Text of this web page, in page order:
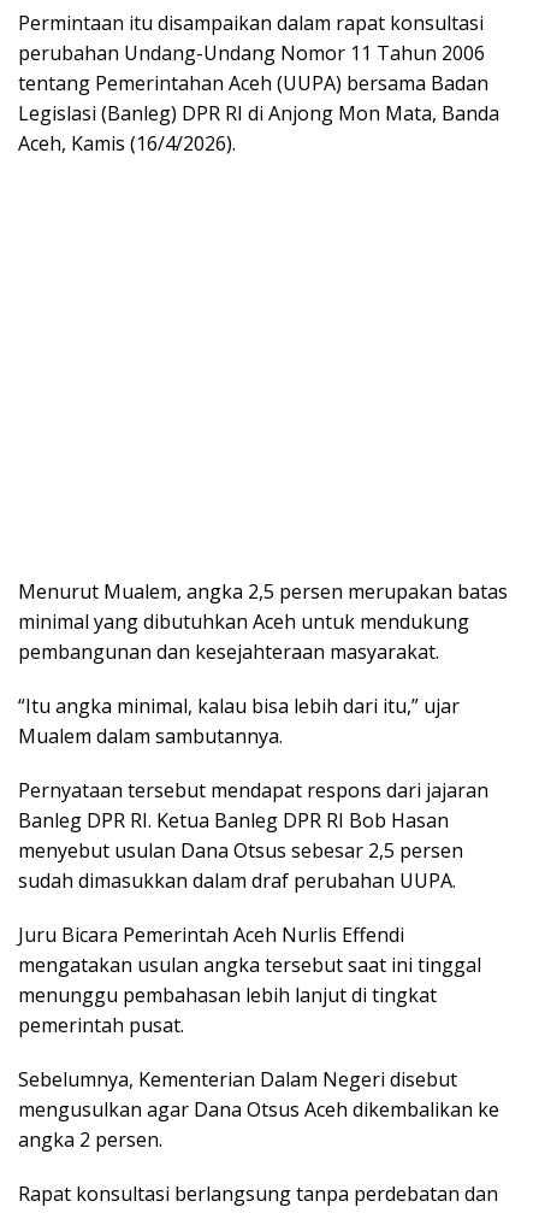
Permintaan itu disampaikan dalam rapat konsultasi
perubahan Undang-Undang Nomor 11 Tahun 2006
tentang Pemerintahan Aceh (UUPA) bersama Badan
Legislasi (Banleg) DPR RI di Anjong Mon Mata, Banda
Aceh, Kamis (16/4/2026).
Menurut Mualem, angka 2,5 persen merupakan batas
minimal yang dibutuhkan Aceh untuk mendukung
pembangunan dan kesejahteraan masyarakat.
“Itu angka minimal, kalau bisa lebih dari itu,” ujar
Mualem dalam sambutannya.
Pernyataan tersebut mendapat respons dari jajaran
Banleg DPR RI. Ketua Banleg DPR RI Bob Hasan
menyebut usulan Dana Otsus sebesar 2,5 persen
sudah dimasukkan dalam draf perubahan UUPA.
Juru Bicara Pemerintah Aceh Nurlis Effendi
mengatakan usulan angka tersebut saat ini tinggal
menunggu pembahasan lebih lanjut di tingkat
pemerintah pusat.
Sebelumnya, Kementerian Dalam Negeri disebut
mengusulkan agar Dana Otsus Aceh dikembalikan ke
angka 2 persen.
Rapat konsultasi berlangsung tanpa perdebatan dan